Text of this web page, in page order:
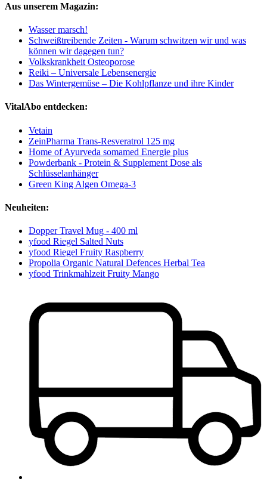
Aus unserem Magazin:
Wasser marsch!
Schweißtreibende Zeiten - Warum schwitzen wir und was
können wir dagegen tun?
Volkskrankheit Osteoporose
Reiki – Universale Lebensenergie
Das Wintergemüse – Die Kohlpflanze und ihre Kinder
VitalAbo entdecken:
Vetain
ZeinPharma Trans-Resveratrol 125 mg
Home of Ayurveda somamed Energie plus
Powderbank - Protein & Supplement Dose als
Schlüsselanhänger
Green King Algen Omega-3
Neuheiten:
Dopper Travel Mug - 400 ml
yfood Riegel Salted Nuts
yfood Riegel Fruity Raspberry
Propolia Organic Natural Defences Herbal Tea
yfood Trinkmahlzeit Fruity Mango